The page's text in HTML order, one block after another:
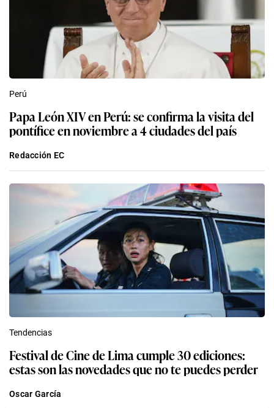
Perú
Papa León XIV en Perú: se confirma la visita del
pontífice en noviembre a 4 ciudades del país
Redacción EC
Tendencias
Festival de Cine de Lima cumple 30 ediciones:
estas son las novedades que no te puedes perder
Oscar García